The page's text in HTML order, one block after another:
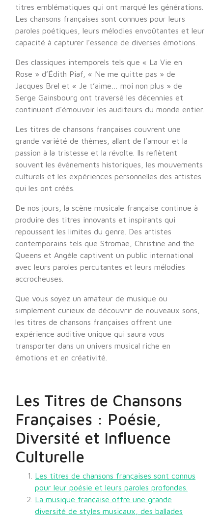
titres emblématiques qui ont marqué les générations.
Les chansons françaises sont connues pour leurs
paroles poétiques, leurs mélodies envoûtantes et leur
capacité à capturer l’essence de diverses émotions.
Des classiques intemporels tels que « La Vie en
Rose » d’Édith Piaf, « Ne me quitte pas » de
Jacques Brel et « Je t’aime… moi non plus » de
Serge Gainsbourg ont traversé les décennies et
continuent d’émouvoir les auditeurs du monde entier.
Les titres de chansons françaises couvrent une
grande variété de thèmes, allant de l’amour et la
passion à la tristesse et la révolte. Ils reflètent
souvent les événements historiques, les mouvements
culturels et les expériences personnelles des artistes
qui les ont créés.
De nos jours, la scène musicale française continue à
produire des titres innovants et inspirants qui
repoussent les limites du genre. Des artistes
contemporains tels que Stromae, Christine and the
Queens et Angèle captivent un public international
avec leurs paroles percutantes et leurs mélodies
accrocheuses.
Que vous soyez un amateur de musique ou
simplement curieux de découvrir de nouveaux sons,
les titres de chansons françaises offrent une
expérience auditive unique qui saura vous
transporter dans un univers musical riche en
émotions et en créativité.
Les Titres de Chansons
Françaises : Poésie,
Diversité et Influence
Culturelle
Les titres de chansons françaises sont connus
pour leur poésie et leurs paroles profondes.
La musique française offre une grande
diversité de styles musicaux, des ballades